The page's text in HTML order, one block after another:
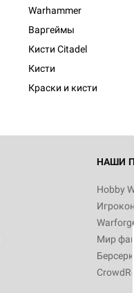
Warhammer
Варгеймы
Кисти Citadel
Кисти
Краски и кисти
НАШИ
Hobby
Игрокон
Мир
Берсерк